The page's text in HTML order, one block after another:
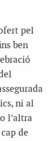
pel
ben
ni al
l’altra
de